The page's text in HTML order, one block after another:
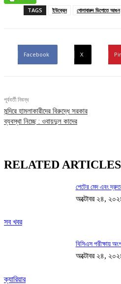
TAGS ইউক্রেন গোলাবারুদ ডিপোতে আগুন
Facebook X
পূর্ববর্তী নিবন্ধ
মন্দিরে হামলাকারীদের বিরুদ্ধে সরকার
ব্যবস্থা নিচ্ছে : ওবায়দুল কাদের
RELATED ARTICLES
সব খবর
পেটের মেদ এবং
অক্টোবর ২৪,
ক্যারিয়ার
বিসিএস পরীক্ষায়
অক্টোবর ২৪,